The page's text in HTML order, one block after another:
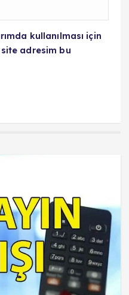
kullanılması için
adresim bu